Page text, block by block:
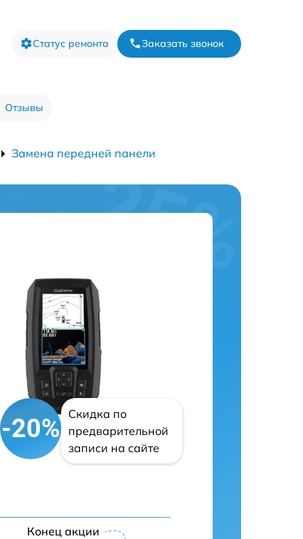
Статус ремонта Заказать звонок
Отзывы
Замена передней панели
-20%
Скидка по
предварительной
записи на сайте
Конец акции